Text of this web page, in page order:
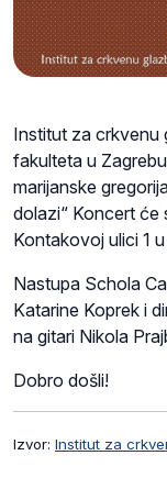
Institut za
fakulteta u
marijanske
dolazi“ Koncert će
Kontakovoj ulici 1
Nastupa Schola
Katarine Koprek i
na gitari Nikola
Dobro došli!
Izvor: Institut za